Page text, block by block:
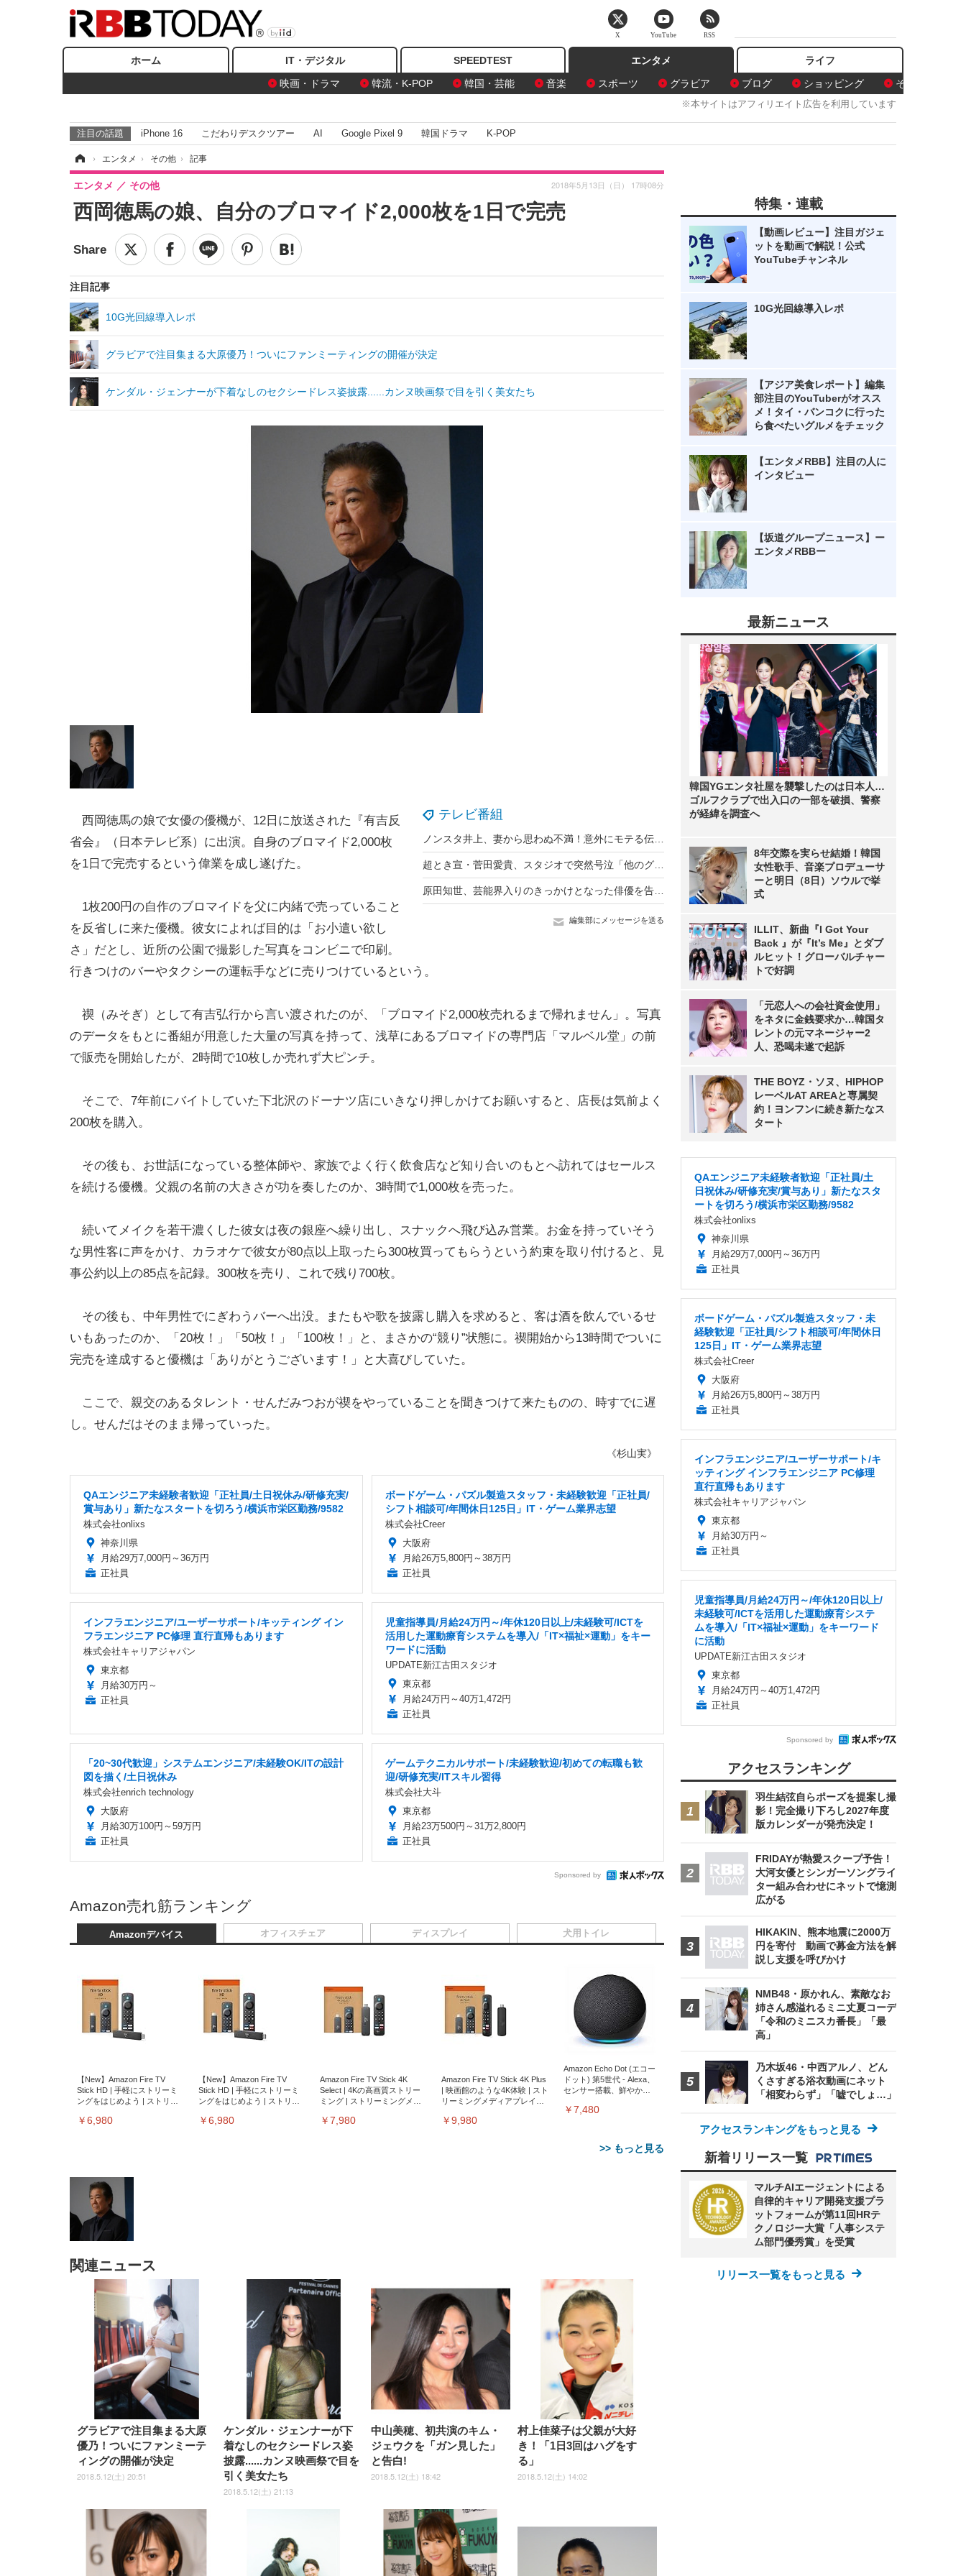
ホーム IT・デジタル SPEEDTEST
エンタメ
映画・ドラマ
韓流・K-POP 韓国・芸能 音楽 スポーツ グラビア ブログ ショッピング その他
ライフ
※本サイトはアフィリエイト広告を利用しています
注目の話題 iPhone 16 こだわりデスクツアー AI Google Pixel 9 韓国ドラマ K-POP
› エンタメ › その他 › 記事
西岡徳馬の娘、自分のブロマイド2,000枚を1日で完売
エンタメ その他 2018年5月13日（日） 17時08分
注目記事
10G光回線導入レポ
グラビアで注目集まる大原優乃！ついにファンミーティングの開催が決定
ケンダル・ジェンナーが下着なしのセクシードレス姿披露......カンヌ映画祭で目を引く美女たち
テレビ番組
編集部にメッセージを送る
西岡徳馬の娘で女優の優機が、12日に放送された『有吉反
省会』（日本テレビ系）に出演。自身のブロマイド2,000枚
を1日で完売するという偉業を成し遂げた。
1枚200円の自作のブロマイドを父に内緒で売っていること
を反省しに来た優機。彼女によれば目的は「お小遣い欲し
さ」だとし、近所の公園で撮影した写真をコンビニで印刷。
行きつけのバーやタクシーの運転手などに売りつけているという。
禊（みそぎ）として有吉弘行から言い渡されたのが、「ブロマイド2,000枚売れるまで帰れません」。写真
のデータをもとに番組が用意した大量の写真を持って、浅草にあるブロマイドの専門店「マルベル堂」の前
で販売を開始したが、2時間で10枚しか売れず大ピンチ。
そこで、7年前にバイトしていた下北沢のドーナツ店にいきなり押しかけてお願いすると、店長は気前よく
200枚を購入。
その後も、お世話になっている整体師や、家族でよく行く飲食店など知り合いのもとへ訪れてはセールス
を続ける優機。父親の名前の大きさが功を奏したのか、3時間で1,000枚を売った。
続いてメイクを若干濃くした彼女は夜の銀座へ繰り出し、スナックへ飛び込み営業。お金を持っていそう
な男性客に声をかけ、カラオケで彼女が80点以上取ったら300枚買ってもらうという約束を取り付けると、見
事公約以上の85点を記録。300枚を売り、これで残り700枚。
その後も、中年男性でにぎわうバーへ出没。またもや歌を披露し購入を求めると、客は酒を飲んでいるせ
いもあったのか、「20枚！」「50枚！」「100枚！」と、まさかの“競り”状態に。禊開始から13時間でついに
完売を達成すると優機は「ありがとうございます！」と大喜びしていた。
ここで、親交のあるタレント・せんだみつおが禊をやっていることを聞きつけて来たものの、時すでに遅
し。せんだはそのまま帰っていった。
《杉山実》
QAエンジニア未経験者歓迎「正社員/土日祝休み/研修充実/
賞与あり」新たなスタートを切ろう/横浜市栄区勤務/9582
株式会社onlixs
神奈川県
月給29万7,000円～36万円
正社員
ボードゲーム・パズル製造スタッフ・未経験歓迎「正社員/
シフト相談可/年間休日125日」IT・ゲーム業界志望
株式会社Creer
大阪府
月給26万5,800円～38万円
正社員
インフラエンジニア/ユーザーサポート/キッティング イン
フラエンジニア PC修理 直行直帰もあります
株式会社キャリアジャパン
東京都
月給30万円～
正社員
児童指導員/月給24万円～/年休120日以上/未経験可/ICTを
活用した運動療育システムを導入/「IT×福祉×運動」をキー
ワードに活動
UPDATE新江古田スタジオ
東京都
月給24万円～40万1,472円
正社員
「20~30代歓迎」システムエンジニア/未経験OK/ITの設計
図を描く/土日祝休み
株式会社enrich technology
大阪府
月給30万100円～59万円
正社員
ゲームテクニカルサポート/未経験歓迎/初めての転職も歓
迎/研修充実/ITスキル習得
株式会社大斗
東京都
月給23万500円～31万2,800円
正社員
Sponsored by
Amazon売れ筋ランキング
Amazonデバイス
【New】Amazon Fire TV
Stick HD | 手軽にストリーミ
ングをはじめよう | ストリー
￥6,980
【New】Amazon Fire TV
Stick HD | 手軽にストリーミ
ングをはじめよう | ストリー
￥6,980
Amazon Fire TV Stick 4K
Select | 4Kの高画質ストリー
ミング | ストリーミングメデ
￥7,980
Amazon Fire TV Stick 4K Plus
| 映画館のような4K体験 | スト
リーミングメディアプレイヤ
￥9,980
Amazon Echo Dot (エコー
ドット) 第5世代 - Alexa、
センサー搭載、鮮やかな
￥7,480
>> もっと見る
オフィスチェア
[EdoErgo] オフィスチェア 椅
子 テレワーク 疲れない 跳ね
上げ式アームレスト コンパク
ト 約105度ロッキング pc 事務
椅子 360度回転 座面昇降 強化
ナイロン樹脂ベース 通気性メ
ッシュ 在宅ワーク H-
WY01(黒網+黒枠+黒足)
￥5,699
SIHOO B100 オフィスチェア
／デスクチェア メッシュチェ
ア 人間工学 疲れない ブラッ
Sezlife オフィスチェア デスク
チェア 疲れない テレワーク
チェア 強化バックレスト 30
度ロッキング機能 人間工学 椅
子 腰サポート 90度跳ね上げ
式アームレスト 3Dヘッドレス
ト ハンガー付き 高反発クッシ
ョン PCチェア 通気性メッシ
ュ ゲーミング/勉強/事務用 お
しゃれ パソコンチェア (ブラ
ック)
Sezlife オフィスチェア デスク
チェア 疲れない テレワーク
チェア 強化バックレスト 30度
ロッキング機能 人間工学 椅子
腰サポート 90度跳ね上げ式ア
ームレスト 3Dヘッドレスト
ハンガー付き 高反発クッショ
ン PCチェア 通気性メッシュ
ゲーミング/勉強/事務用 おし
ゃれ パソコンチェア (ホワイ
￥7,680
ANDWINT オフィスチェ
ア デスクチェア 肘なし メ
ッシュ 通気性 ランバーサ
ポート付き 腰サポート ガ
ス圧無段階昇降 360度回
転 キャスター付き コンパ
クト 幅52×奥行58.5×高さ
84～96cm テレワーク 在
宅勤務 ブラック
￥4,139
ディスプレイ
EIZO ビジネス向けプレミア
ムモニター | FlexScan
EV3240X-WT | 31.5型4K
UHD・USB Type-C・ホワイ
￥105,595
UHD・USB Type-C・ホワイ
【純正品】27"ゲーミングモ
ニター DualSense 充電フッ
ク付き（CFI-ZDM1J）
￥49,979
E2724HS 27インチ 液晶モ
ニター フル
HD（1920×1080）VA 非光
沢 HDMI/DisplayPort/VGA
スピーカー内蔵 高さ調整 ス
イベル VESA対応
ComfortView ビジネス向け
￥15,800
【MiniLED/24.5inch/280Hz/FHD】
GRAPHT THE SHOOTER
Gaming Monitor 24” Essential ゲ
ーミングモニター QD 24.5インチ
1ms FHD 量子ドット 残像低減 (3
年保証 | 輝点保証 | 日本メーカー)
￥34,980
犬用トイレ
Amazonベーシック ペットシ
ーツ 薄型 レギュラー 1回使い
捨て 無香料 ホワイト 300枚
￥3,373
Amazonベーシック ペットシ
ーツ 厚型 ワイド 42枚x2袋(84
枚) ホワイト(吸収面:ライトブ
ネオ・ルーライフ ネオ・オム
ツ L 中型犬用 26枚入り 単品
Smart Basic(スマートベーシ
ック) 【Amazon.co.jp限定】
Smart Basic アイリスオーヤマ
ペットシーツ 超厚型 お徳用
ワイド 100枚入 (x 1) (ケース
販売)
￥3,670
アイリスオーヤマ ペット
シーツ 超厚型 お徳用 レギ
ュラー 200枚入
【Amazon.co.jp限定】
￥3,731
関連ニュース
グラビアで注目集まる大原
優乃！ついにファンミーテ
ィングの開催が決定
2018.5.12(土) 20:51
ケンダル・ジェンナーが下
着なしのセクシードレス姿
披露......カンヌ映画祭で目を
引く美女たち
2018.5.12(土) 21:13
中山美穂、初共演のキム・
ジェウクを「ガン見した」
と告白!
2018.5.12(土) 18:42
村上佳菜子は父親が大好
き！「1日3回はハグをす
る」
2018.5.12(土) 14:02
特集・連載
【動画レビュー】注目ガジェ
ットを動画で解説！公式
YouTubeチャンネル
10G光回線導入レポ
【アジア美食レポート】編集
部注目のYouTuberがオスス
メ！タイ・バンコクに行った
ら食べたいグルメをチェック
【エンタメRBB】注目の人に
インタビュー
【坂道グループニュース】ー
エンタメRBBー
最新ニュース
韓国YGエンタ社屋を襲撃したのは日本人…
ゴルフクラブで出入口の一部を破損、警察
が経緯を調査へ
8年交際を実らせ結婚！韓国
女性歌手、音楽プロデューサ
ーと明日（8日）ソウルで挙
式
ILLIT、新曲『I Got Your
Back 』が『It’s Me』とダブ
ルヒット！グローバルチャー
トで好調
「元恋人への会社資金使用」
をネタに金銭要求か…韓国タ
レントの元マネージャー2
人、恐喝未遂で起訴
THE BOYZ・ソヌ、HIPHOP
レーベルAT AREAと専属契
約！ヨンフンに続き新たなス
タート
QAエンジニア未経験者歓迎「正社員/土
日祝休み/研修充実/賞与あり」新たなスタ
ートを切ろう/横浜市栄区勤務/9582
株式会社onlixs
神奈川県
月給29万7,000円～36万円
正社員
ボードゲーム・パズル製造スタッフ・未
経験歓迎「正社員/シフト相談可/年間休日
125日」IT・ゲーム業界志望
株式会社Creer
大阪府
月給26万5,800円～38万円
正社員
インフラエンジニア/ユーザーサポート/キ
ッティング インフラエンジニア PC修理
直行直帰もあります
株式会社キャリアジャパン
東京都
月給30万円～
正社員
児童指導員/月給24万円～/年休120日以上/
未経験可/ICTを活用した運動療育システ
ムを導入/「IT×福祉×運動」をキーワード
に活動
UPDATE新江古田スタジオ
東京都
月給24万円～40万1,472円
正社員
Sponsored by
アクセスランキング
羽生結弦自らポーズを提案し撮
影！完全撮り下ろし2027年度
版カレンダーが発売決定！
FRIDAYが熱愛スクープ予告！
大河女優とシンガーソングライ
ター組み合わせにネットで憶測
広がる
HIKAKIN、熊本地震に2000万
円を寄付 動画で募金方法を解
説し支援を呼びかけ
NMB48・原かれん、素敵なお
姉さん感溢れるミニ丈夏コーデ
「令和のミニスカ番長」「最
高」
乃木坂46・中西アルノ、どん
くさすぎる浴衣動画にネット
「相変わらず」「嘘でしょ…」
アクセスランキングをもっと見る
新着リリース一覧
マルチAIエージェントによる
自律的キャリア開発支援プラ
ットフォームが第11回HRテ
クノロジー大賞「人事システ
ム部門優秀賞」を受賞
リリース一覧をもっと見る
X YouTube RSS